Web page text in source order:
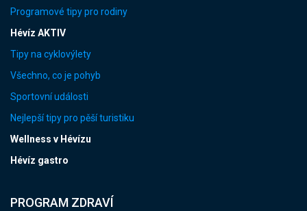
Programové tipy pro rodiny
Hévíz AKTIV
Tipy na cyklovýlety
Všechno, co je pohyb
Sportovní události
Nejlepší tipy pro pěší turistiku
Wellness v Hévízu
Hévíz gastro
PROGRAM ZDRAVÍ